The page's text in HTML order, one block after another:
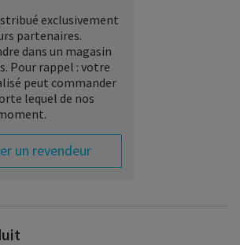
exclusivement
partenaires.
dans un magasin
Pour rappel : votre
peut commander
lequel de nos
un revendeur